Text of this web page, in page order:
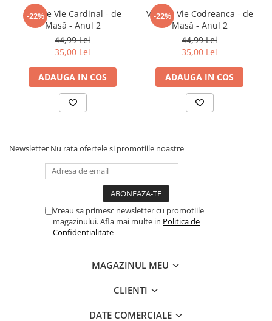
-22%
Viță de Vie Cardinal - de
Masă - Anul 2
44,99 Lei
35,00 Lei
ADAUGA IN COS
-22%
Viță de Vie Codreanca - de
Masă - Anul 2
44,99 Lei
35,00 Lei
ADAUGA IN COS
Newsletter Nu rata ofertele si promotiile noastre
Vreau sa primesc newsletter cu promotiile
magazinului. Afla mai multe in Politica de
Confidentialitate
MAGAZINUL MEU
CLIENTI
DATE COMERCIALE